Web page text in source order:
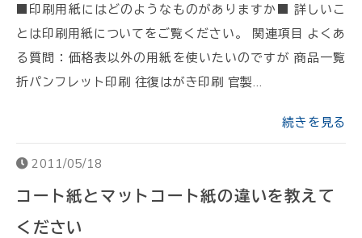
■印刷用紙にはどのようなものがありますか■ 詳しいこ
とは印刷用紙についてをご覧ください。 関連項目 よくあ
る質問：価格表以外の用紙を使いたいのですが 商品一覧
折パンフレット印刷 往復はがき印刷 官製…
続きを見る
2011/05/18
コート紙とマットコート紙の違いを教えて
ください